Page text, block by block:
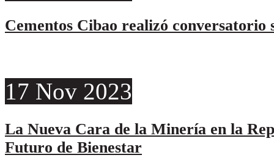
Cementos Cibao realizó conversatorio
17 Nov 2023
La Nueva Cara de la Minería en la
Futuro de Bienestar